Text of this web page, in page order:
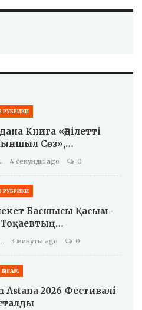
РУБРИКИ
Книга «Әділетті
Сөз»,…
4 секунды ago 0
РУБРИКИ
Басшысы Қасым-
Шолпан Сабанова 3 минуты ago 0
ҚОҒАМ
Astana 2026 Фестивалі